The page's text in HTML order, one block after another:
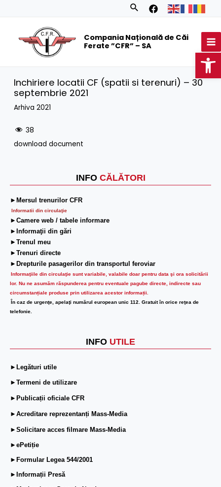
Search
Compania Națională de Căi
Ferate ”CFR” – SA
INFO CĂLĂTORI
►Mersul trenurilor CFR
Informatii din circulaţie
►Camere web / tabele informare
►Informaţii din gări
►Trenul meu
►Trenuri directe
►Drepturile pasagerilor din transportul feroviar
Informaţiile din circulaţie sunt variabile, valabile doar pentru data şi ora solicitării
lor. Nu ne asumăm răspunderea pentru eventuale pagube directe, indirecte sau
circumstanțiale produse prin utilizarea acestor informații.
În caz de urgenţe, apelaţi numărul european unic 112. Gratuit în orice reţea de
telefonie.
INFO UTILE
►Legături utile
►Termeni de utilizare
►Publicații oficiale CFR
►Acreditare reprezentanți Mass-Media
►Solicitare acces filmare Mass-Media
►ePetiție
►Formular Legea 544/2001
►Informații Presă
Inchiriere locatii CF (spatii si terenuri) – 30
septembrie 2021
Arhiva 2021
38
download document